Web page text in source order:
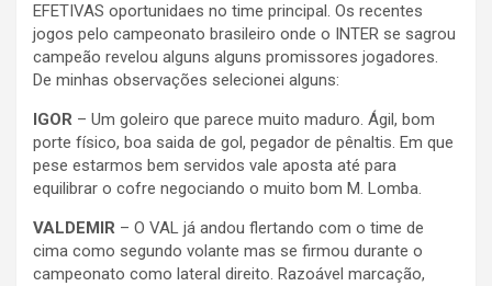
EFETIVAS oportunidaes no time principal. Os recentes
jogos pelo campeonato brasileiro onde o INTER se sagrou
campeão revelou alguns alguns promissores jogadores.
De minhas observações selecionei alguns:
IGOR – Um goleiro que parece muito maduro. Ágil, bom
porte físico, boa saida de gol, pegador de pênaltis. Em que
pese estarmos bem servidos vale aposta até para
equilibrar o cofre negociando o muito bom M. Lomba.
VALDEMIR – O VAL já andou flertando com o time de
cima como segundo volante mas se firmou durante o
campeonato como lateral direito. Razoável marcação,